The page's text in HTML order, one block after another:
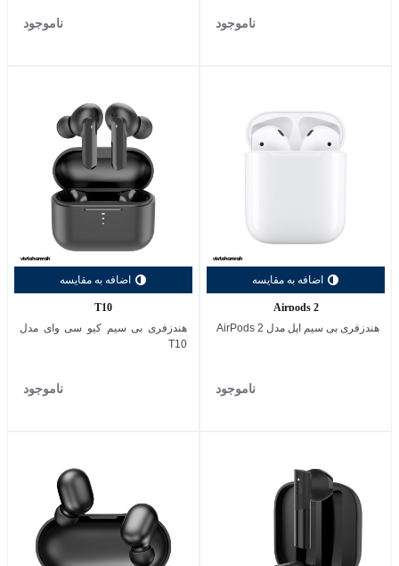
ناموجود ناموجود
اضافه به مقایسه
Airpods 2
هندزفری بی سیم اپل مدل AirPods 2
ناموجود
اضافه به مقایسه
T10
هندزفری بی‌ سیم کیو سی وای مدل
T10
ناموجود